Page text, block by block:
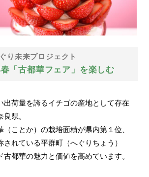
り未来プロジェクト
「古都華フェア」を楽しむ
出荷量を誇るイチゴの産地として存在
県。
ことか）の栽培面積が県内第１位、
されている平群町（へぐりちょう）
古都華の魅力と価値を高めています。